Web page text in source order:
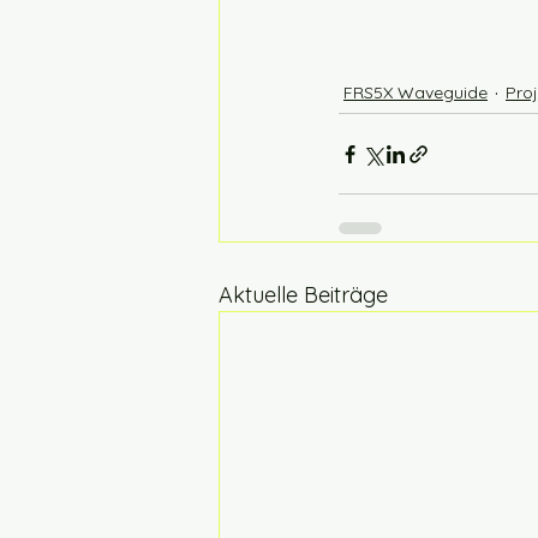
FRS5X Waveguide
Aktuelle Beiträge